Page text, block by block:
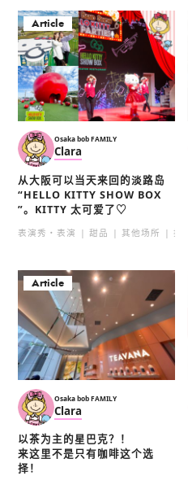
Article
Osaka bob FAMILY
Clara
从大阪可以当天来回的淡路岛
“HELLO KITTY SHOW BOX
”。KITTY 太可爱了♡
表演秀・表演 甜品 其他场所 拍
Article
Osaka bob FAMILY
Clara
以茶为主的星巴克？！
来这里不是只有咖啡这个选
择！